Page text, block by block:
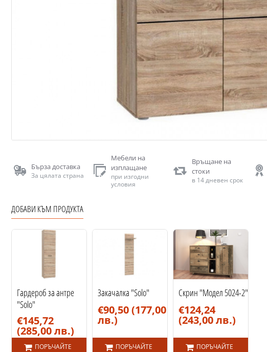
ДОБАВИ КЪМ ПРОДУКТА
Гардероб за антре
"Solo"
€145,72
(285,00 лв.)
ПОРЪЧАЙТЕ
Закачалка "Solo"
€90,50(177,00
лв.)
ПОРЪЧАЙТЕ
Скрин "Модел 5024-2"
€124,24
(243,00 лв.)
ПОРЪЧАЙТЕ
Бърза доставка
За цялата страна
Мебели на
изплащане
при изгодни
условия
Връщане на
стоки
в 14 дневен срок